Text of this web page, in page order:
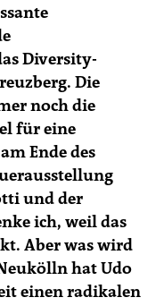
Diversity-
Die
noch die
für eine
Ende des
und der
ich, weil das
Aber was wird
hat Udo
einen radikalen